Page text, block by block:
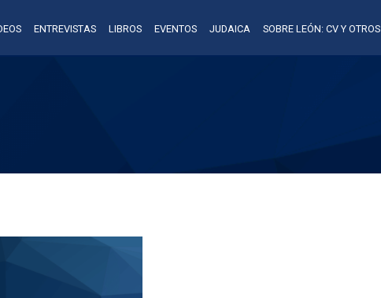
ENTREVISTAS LIBROS EVENTOS JUDAICA SOBRE LEÓN: CV Y OTROS